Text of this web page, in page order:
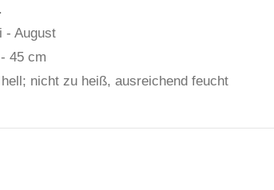
- August
45 cm
nicht zu heiß, ausreichend feucht